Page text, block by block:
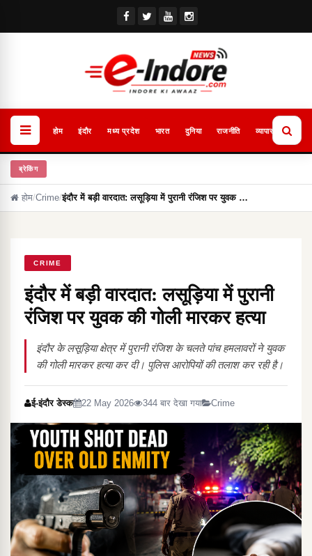
होम इंदौर मध्य प्रदेश भारत दुनिया राजनीति व्यापार खेल
ब्रेकिंग
होम/Crime/इंदौर में बड़ी वारदात: लसूड़िया में पुरानी रंजिश पर युवक …
CRIME
इंदौर में बड़ी वारदात: लसूड़िया में पुरानी
रंजिश पर युवक की गोली मारकर हत्या
इंदौर के लसूड़िया क्षेत्र में पुरानी रंजिश के चलते पांच हमलावरों ने युवक
की गोली मारकर हत्या कर दी। पुलिस आरोपियों की तलाश कर रही है।
ई-इंदौर डेस्क 22 May 2026 344 बार देखा गया Crime